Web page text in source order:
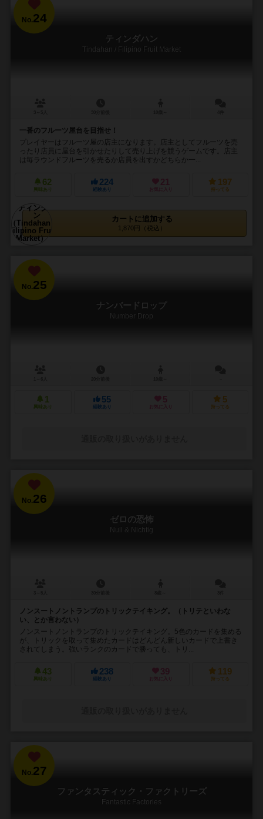
No.24
ティンダハン
Tindahan / Filipino Fruit Market
一番のフルーツ屋台を目指せ！
プレイヤーはフルーツ屋の店主になります。店主としてフルーツを売
ったり店員に屋台を引かせたりして売り上げを競うゲームです。店主
は毎ラウンドフルーツを売るか店員を出すかどちらか一...
62
興味あり
224
経験あり
21
お気に入り
197
持ってる
カートに追加する
1,870円（税込）
No.25
ナンバードロップ
Number Drop
1
興味あり
55
経験あり
5
お気に入り
5
持ってる
No.26
ゼロの恐怖
Null & Nichtig
ノンスートノントランプのトリックテイキング。（トリテといわな
い、とか言わない）
ノンスートノントランプのトリックテイキング。5色のカードを集める
が、トリックを取って集めたカードはどんどん新しいカードで上書き
されてしまう。強いランクのカードで勝っても、トリ...
43
興味あり
238
経験あり
39
お気に入り
119
持ってる
No.27
ファンタスティック・ファクトリーズ
Fantastic Factories